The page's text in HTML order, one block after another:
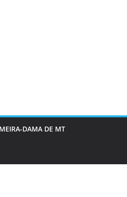
DAMA DE MT